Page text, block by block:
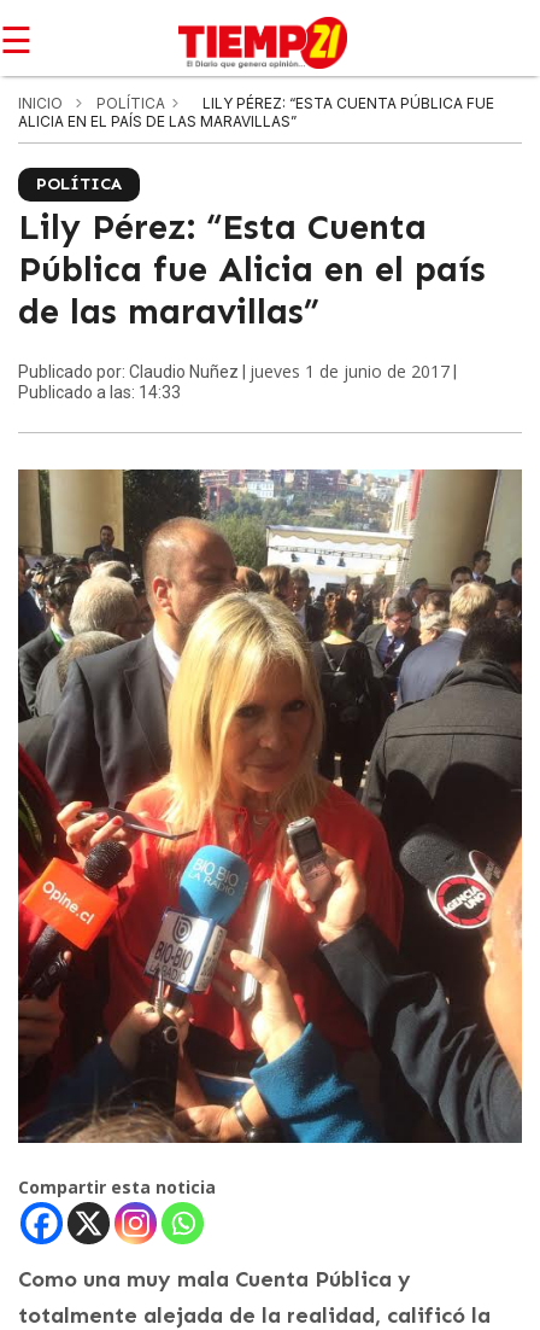
☰
INICIO POLÍTICA
LILY PÉREZ: “ESTA CUENTA PÚBLICA FUE
ALICIA EN EL PAÍS DE LAS MARAVILLAS”
POLÍTICA
Lily Pérez: “Esta Cuenta
Pública fue Alicia en el país
de las maravillas”
Publicado por: Claudio Nuñez | jueves 1 de junio de 2017
Publicado a las: 14:33
Compartir esta noticia
Como una muy mala Cuenta Pública y
totalmente alejada de la realidad, calificó la